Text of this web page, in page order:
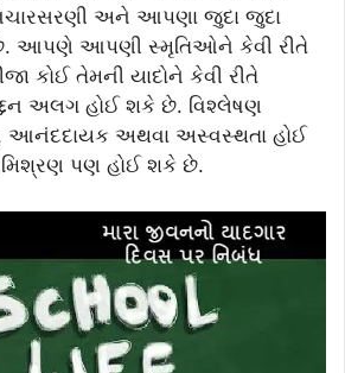
અને આપણા જુદા જુદા
છે. આપણે આપણી સ્મૃતિઓને કેવી રીતે
કોઈ તેમની યાદોને કેવી રીતે
અલગ હોઈ શકે છે. વિશ્લેષણ
આનંદદાયક અથવા અસ્વસ્થતા હોઈ
પણ હોઈ શકે છે.